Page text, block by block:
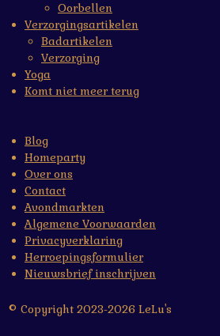
Oorbellen
Verzorgingsartikelen
Badartikelen
Verzorging
Yoga
Komt niet meer terug
Blog
Homeparty
Over ons
Contact
Avondmarkten
Algemene Voorwaarden
Privacyverklaring
Herroepingsformulier
Nieuwsbrief inschrijven
© Copyright 2023-2026 LeLu's